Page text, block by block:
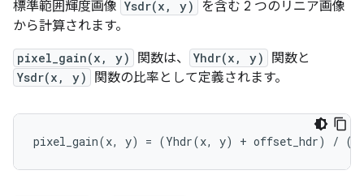
標準範囲輝度画像 Ysdr(x, y)
を含む 2 つのリニア画像
から計算されます。
pixel_gain(x, y) 関数は、 Yhdr(x, y) 関数と
Ysdr(x, y) 関数の比率として定義されます。